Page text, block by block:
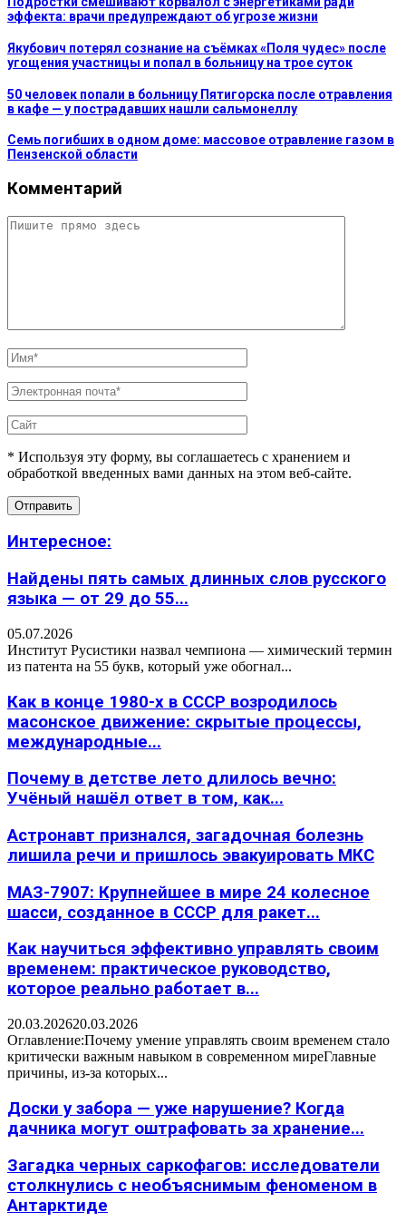
эффекта: врачи предупреждают об угрозе жизни
Якубович потерял сознание на съёмках «Поля чудес» после
угощения участницы и попал в больницу на трое суток
50 человек попали в больницу Пятигорска после отравления
в кафе — у пострадавших нашли сальмонеллу
Семь погибших в одном доме: массовое отравление газом в
Пензенской области
Комментарий
* Используя эту форму, вы соглашаетесь с хранением и
обработкой введенных вами данных на этом веб-сайте.
Интересное:
Найдены пять самых длинных слов русского
языка — от 29 до 55...
05.07.2026
Институт Русистики назвал чемпиона — химический термин
из патента на 55 букв, который уже обогнал...
Как в конце 1980-х в СССР возродилось
масонское движение: скрытые процессы,
международные...
Почему в детстве лето длилось вечно:
Учёный нашёл ответ в том, как...
Астронавт признался, загадочная болезнь
лишила речи и пришлось эвакуировать МКС
МАЗ-7907: Крупнейшее в мире 24 колесное
шасси, созданное в СССР для ракет...
Как научиться эффективно управлять своим
временем: практическое руководство,
которое реально работает в...
20.03.202620.03.2026
Оглавление:Почему умение управлять своим временем стало
критически важным навыком в современном миреГлавные
причины, из-за которых...
Доски у забора — уже нарушение? Когда
дачника могут оштрафовать за хранение...
Загадка черных саркофагов: исследователи
столкнулись с необъяснимым феноменом в
Антарктиде